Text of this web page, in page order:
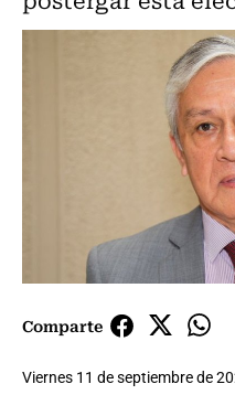
Comparte
Viernes 11 de septiembre de